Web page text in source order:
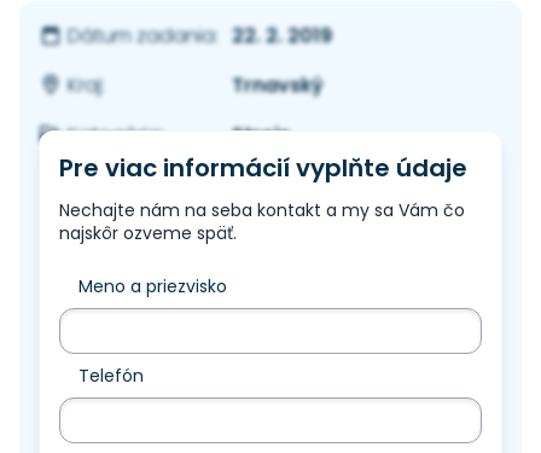
Dátum zadania: 22. 2. 2019
Kraj:
Trnavský
Kategória:
Stroje
Pre viac informácií vyplňte údaje
Nechajte nám na seba kontakt a my sa Vám čo
najskôr ozveme späť.
Meno a priezvisko
Telefón